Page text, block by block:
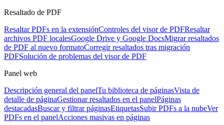
Resaltado de PDF
Resaltar PDFs en la extensiónControles del visor de PDFResaltar
archivos PDF localesGoogle Drive y Google DocsMigrar resaltados
de PDF al nuevo formatoCorregir resaltados tras migración
PDFSolución de problemas del visor de PDF
Panel web
Descripción general del panelTu biblioteca de páginasVista de
detalle de páginaGestionar resaltados en el panelPáginas
destacadasBuscar y filtrar páginasEtiquetasSubir PDFs a la nubeVer
PDFs en el panelAcciones masivas en páginas